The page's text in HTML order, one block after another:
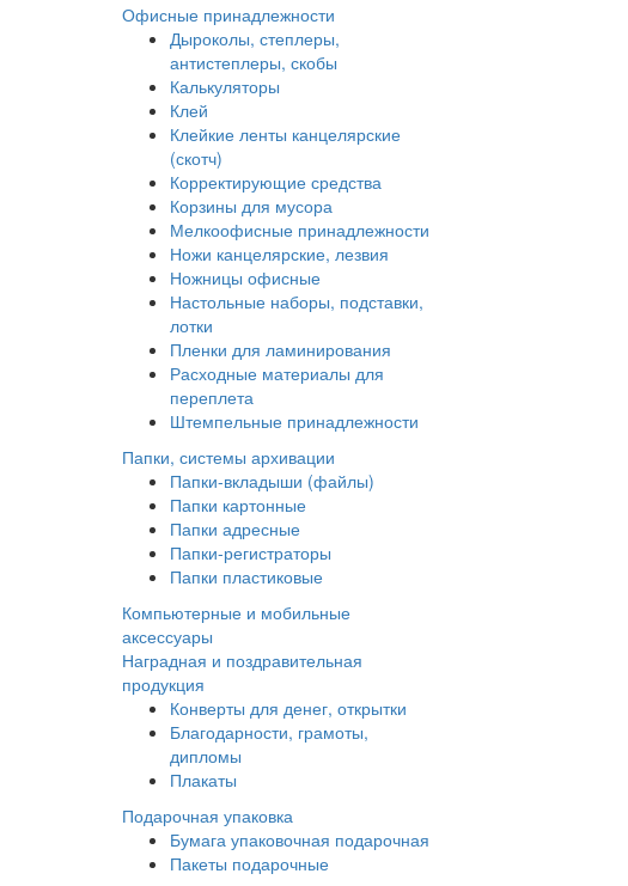
Офисные принадлежности
Дыроколы, степлеры,
антистеплеры, скобы
Калькуляторы
Клей
Клейкие ленты канцелярские
(скотч)
Корректирующие средства
Корзины для мусора
Мелкоофисные принадлежности
Ножи канцелярские, лезвия
Ножницы офисные
Настольные наборы, подставки,
лотки
Пленки для ламинирования
Расходные материалы для
переплета
Штемпельные принадлежности
Папки, системы архивации
Папки-вкладыши (файлы)
Папки картонные
Папки адресные
Папки-регистраторы
Папки пластиковые
Компьютерные и мобильные
аксессуары
Наградная и поздравительная
продукция
Конверты для денег, открытки
Благодарности, грамоты,
дипломы
Плакаты
Подарочная упаковка
Бумага упаковочная подарочная
Пакеты подарочные